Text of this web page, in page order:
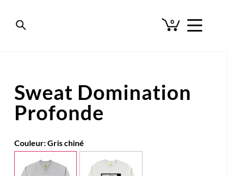
0
Sweat Domination
Profonde
Couleur:Gris chiné